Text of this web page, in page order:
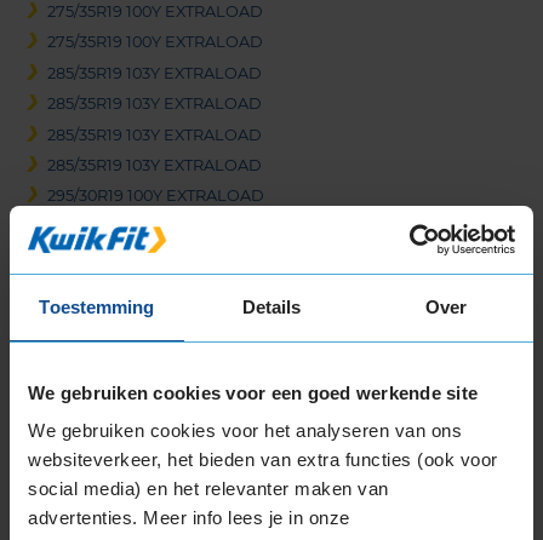
Toestemming Details Over
We gebruiken cookies voor een goed werkende site
We gebruiken cookies voor het analyseren van ons
websiteverkeer, het bieden van extra functies (ook voor
social media) en het relevanter maken van
advertenties. Meer info lees je in onze
275/35R19 100Y EXTRALOAD
275/35R19 100Y EXTRALOAD
285/35R19 103Y EXTRALOAD
285/35R19 103Y EXTRALOAD
285/35R19 103Y EXTRALOAD
285/35R19 103Y EXTRALOAD
295/30R19 100Y EXTRALOAD
305/30R19 102Y EXTRALOAD
305/30R19 102Y EXTRALOAD
325/30R19 105Y EXTRALOAD
20-inch banden
235/35R20 92Y EXTRALOAD
245/30R20 90Y EXTRALOAD
245/30R20 90Y EXTRALOAD